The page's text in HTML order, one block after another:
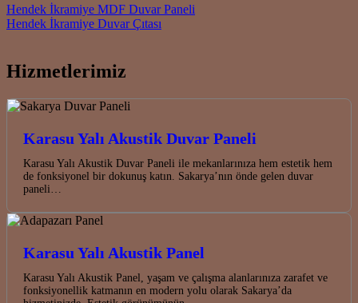
Post navigation
Hendek İkramiye MDF Duvar Paneli
Hendek İkramiye Duvar Çıtası
Hizmetlerimiz
Karasu Yalı Akustik Duvar Paneli
Karasu Yalı Akustik Duvar Paneli ile mekanlarınıza hem estetik hem
de fonksiyonel bir dokunuş katın. Sakarya’nın önde gelen duvar
paneli…
Karasu Yalı Akustik Panel
Karasu Yalı Akustik Panel, yaşam ve çalışma alanlarınıza zarafet ve
fonksiyonellik katmanın en modern yolu olarak Sakarya’da